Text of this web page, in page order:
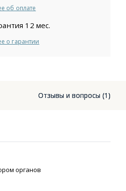
об оплате
12 мес.
о гарантии
Отзывы и вопросы (1)
органов